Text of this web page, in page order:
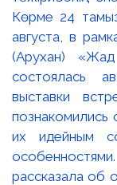
Көрме 24
августа, в
(Арухан)
состоялась
выставки
познакомились
их идейным
рассказала об